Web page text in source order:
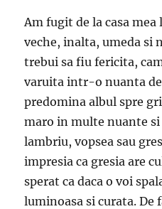
Am fugit de la casa mea
veche, inalta, umeda si
trebui sa fiu fericita,
varuita intr-o nuanta
predomina albul spre
maro in multe nuante
lambriu, vopsea sau
impresia ca gresia are
sperat ca daca o voi
luminoasa si curata. De